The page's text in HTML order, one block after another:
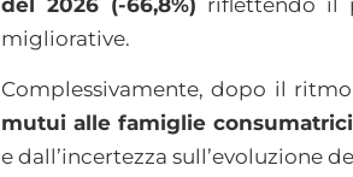
migliorative.
Complessivamente, dopo il
mutui alle famiglie consumatrici
e dall’incertezza sull’evoluzione